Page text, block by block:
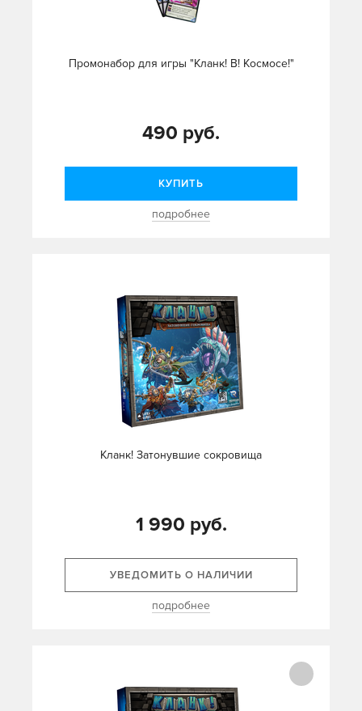
Промонабор для игры "Кланк! В! Космосе!"
490 руб.
КУПИТЬ
подробнее
Кланк! Затонувшие сокровища
1 990 руб.
УВЕДОМИТЬ О НАЛИЧИИ
подробнее